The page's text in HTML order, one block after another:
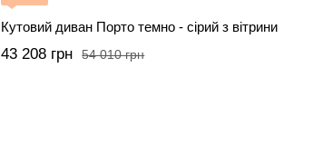
Кутовий диван Порто темно - сірий з вітрини
54 010 грн
43 208 грн